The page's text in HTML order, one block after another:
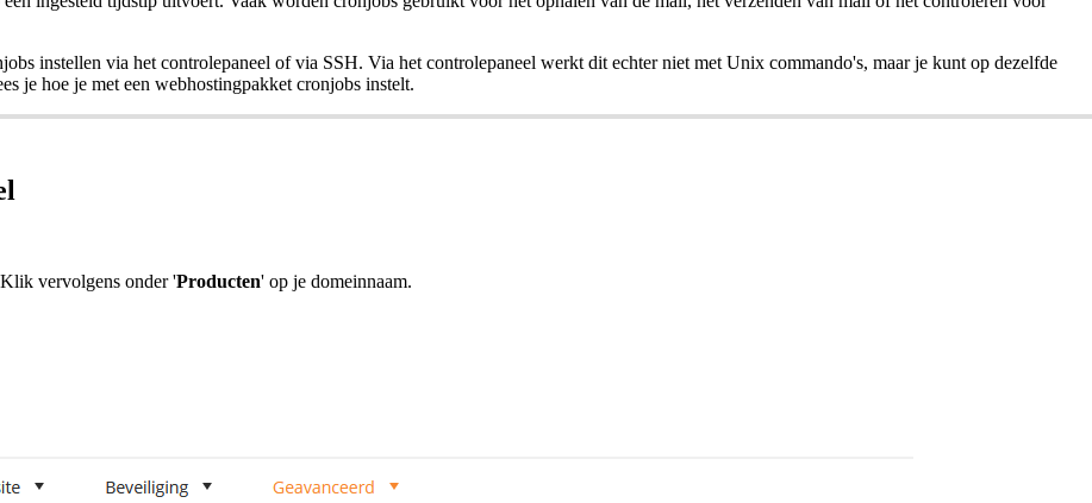
instellen via het controlepaneel of via SSH. Via het controlepaneel werkt dit echter niet met Unix commando's, maar je kunt op dezelfde
je hoe je met een webhostingpakket cronjobs instelt.
vervolgens onder 'Producten' op je domeinnaam.